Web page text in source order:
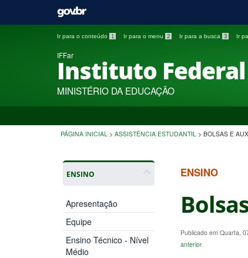
Ir para o conteúdo 1 Ir para o menu 2 Ir para a busca 3 Ir
IFFar
Instituto
MINISTÉRIO DA EDUCAÇÃO
PÁGINA INICIAL > ASSISTÊNCIA ESTUDANTIL > BOLSAS E
ENSINO
Apresentação
Equipe
Ensino Técnico - Nível
Médio
ENSINO
Publicado em Quarta,
anterior